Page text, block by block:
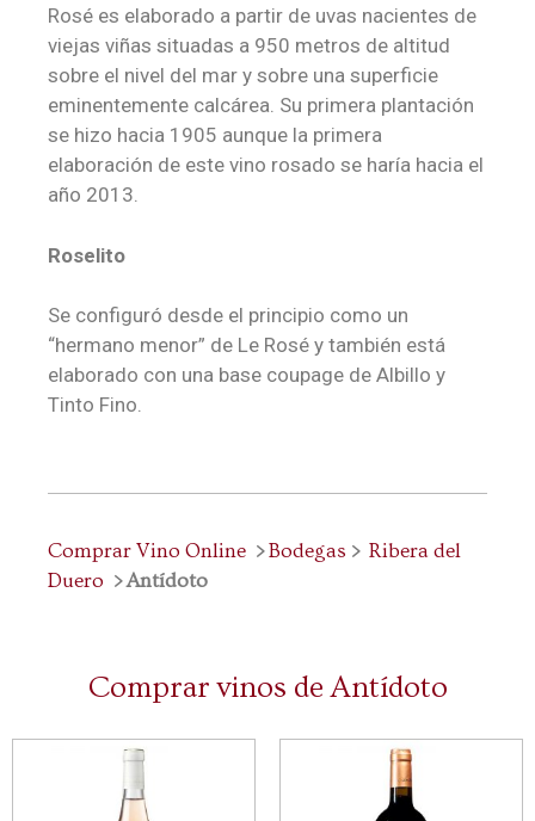
Rosé es elaborado a partir de uvas nacientes de
viejas viñas situadas a 950 metros de altitud
sobre el nivel del mar y sobre una superficie
eminentemente calcárea. Su primera plantación
se hizo hacia 1905 aunque la primera
elaboración de este vino rosado se haría hacia el
año 2013.
Roselito
Se configuró desde el principio como un
“hermano menor” de Le Rosé y también está
elaborado con una base coupage de Albillo y
Tinto Fino.
Comprar Vino Online >Bodegas > Ribera del
Duero > Antídoto
Comprar vinos de Antídoto